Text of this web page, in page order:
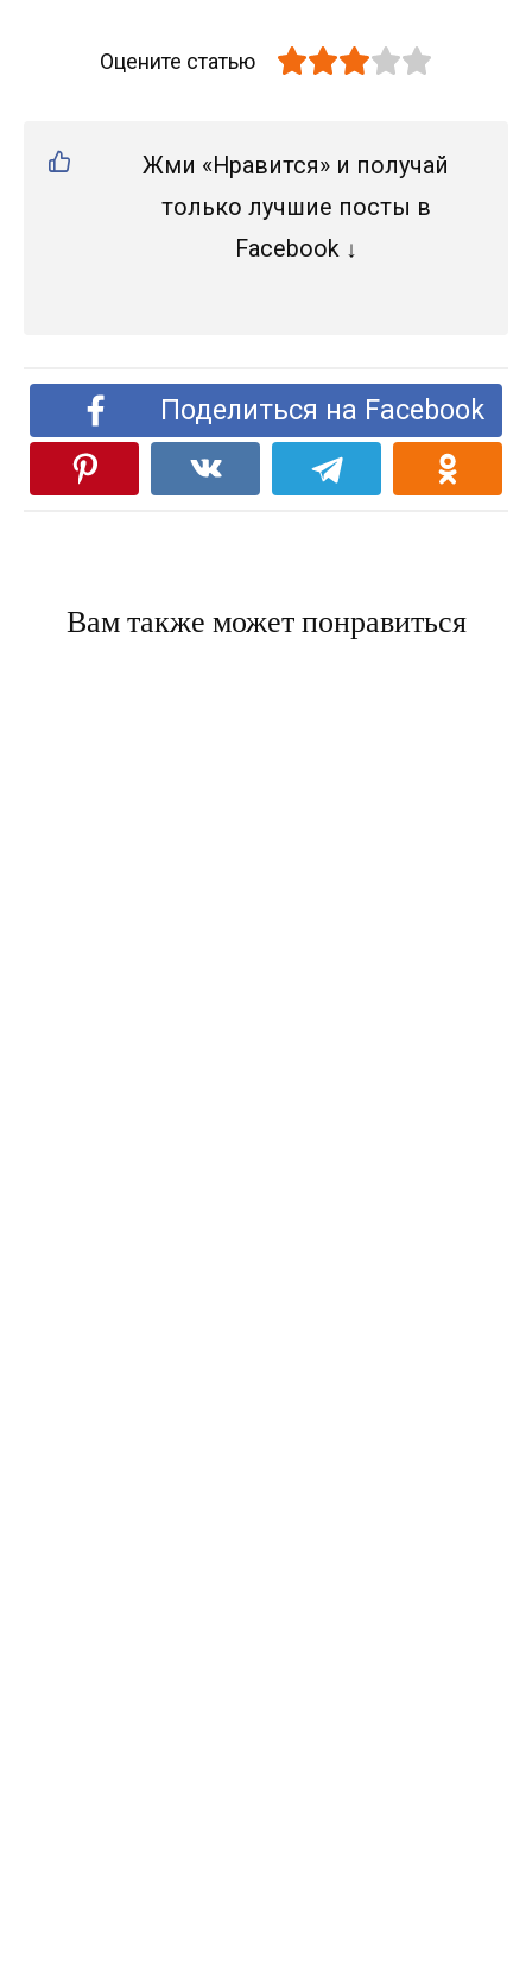
Оцените статью
Жми «Нравится» и получай
только лучшие посты в
Facebook ↓
Поделиться на Facebook
Вам также может понравиться